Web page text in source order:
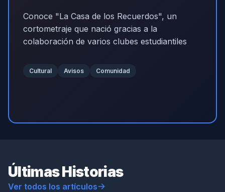
Conoce "La Casa de los Recuerdos", un
cortometraje que nació gracias a la
colaboración de varios clubes estudiantiles
Cultural Avisos Comunidad
Últimas Historias
Ver todos los artículos